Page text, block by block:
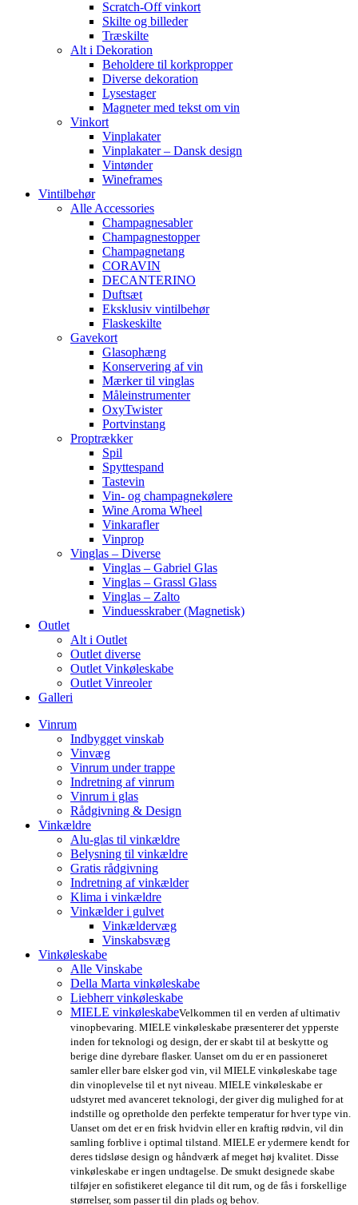
Scratch-Off vinkort
Skilte og billeder
Træskilte
Alt i Dekoration
Beholdere til korkpropper
Diverse dekoration
Lysestager
Magneter med tekst om vin
Vinkort
Vinplakater
Vinplakater – Dansk design
Vintønder
Wineframes
Vintilbehør
Alle Accessories
Champagnesabler
Champagnestopper
Champagnetang
CORAVIN
DECANTERINO
Duftsæt
Eksklusiv vintilbehør
Flaskeskilte
Gavekort
Glasophæng
Konservering af vin
Mærker til vinglas
Måleinstrumenter
OxyTwister
Portvinstang
Proptrækker
Spil
Spyttespand
Tastevin
Vin- og champagnekølere
Wine Aroma Wheel
Vinkarafler
Vinprop
Vinglas – Diverse
Vinglas – Gabriel Glas
Vinglas – Grassl Glass
Vinglas – Zalto
Vinduesskraber (Magnetisk)
Outlet
Alt i Outlet
Outlet diverse
Outlet Vinkøleskabe
Outlet Vinreoler
Galleri
Vinrum
Indbygget vinskab
Vinvæg
Vinrum under trappe
Indretning af vinrum
Vinrum i glas
Rådgivning & Design
Vinkældre
Alu-glas til vinkældre
Belysning til vinkældre
Gratis rådgivning
Indretning af vinkælder
Klima i vinkældre
Vinkælder i gulvet
Vinkældervæg
Vinskabsvæg
Vinkøleskabe
Alle Vinskabe
Della Marta vinkøleskabe
Liebherr vinkøleskabe
MIELE vinkøleskabeVelkommen til en verden af ultimativ
vinopbevaring. MIELE vinkøleskabe præsenterer det ypperste
inden for teknologi og design, der er skabt til at beskytte og
berige dine dyrebare flasker. Uanset om du er en passioneret
samler eller bare elsker god vin, vil MIELE vinkøleskabe tage
din vinoplevelse til et nyt niveau. MIELE vinkøleskabe er
udstyret med avanceret teknologi, der giver dig mulighed for at
indstille og opretholde den perfekte temperatur for hver type vin.
Uanset om det er en frisk hvidvin eller en kraftig rødvin, vil din
samling forblive i optimal tilstand. MIELE er ydermere kendt for
deres tidsløse design og håndværk af meget høj kvalitet. Disse
vinkøleskabe er ingen undtagelse. De smukt designede skabe
tilføjer en sofistikeret elegance til dit rum, og de fås i forskellige
størrelser, som passer til din plads og behov.